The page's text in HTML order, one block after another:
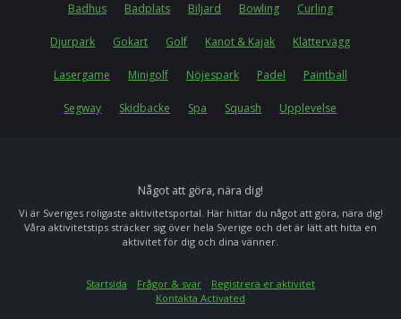
Badhus Badplats Biljard Bowling Curling
Djurpark Gokart Golf Kanot & Kajak Klättervägg
Lasergame Minigolf Nöjespark Padel Paintball
Segway Skidbacke Spa Squash Upplevelse
Något att göra, nära dig!
Vi är Sveriges roligaste aktivitetsportal. Här hittar du något att göra, nära dig!
Våra aktivitetstips sträcker sig över hela Sverige och det är lätt att hitta en
aktivitet för dig och dina vänner.
Startsida Frågor & svar
Registrera er aktivitet
Kontakta Activated